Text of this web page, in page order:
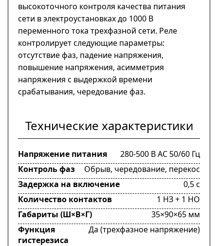
высокоточного контроля качества питания
сети в электроустановках до 1000 В
переменного тока трехфазной сети. Реле
контролирует следующие параметры:
отсутствие фаз, падение напряжения,
повышение напряжения, асимметрия
напряжения с выдержкой времени
срабатывания, чередование фаз.
Технические характеристики
Напряжение питания
280-500 В AC 50/60 Гц
Контроль фаз
Обрыв, чередование, перекос
Задержка на включение
0,5 с
Количество контактов
1 НЗ + 1 НО
Габариты (Ш×В×Г)
35×90×65 мм
Функция
гистерезиса
Да (трехфазное напряжение)